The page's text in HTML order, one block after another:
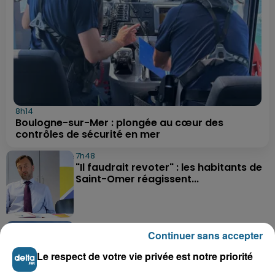
8h14
Boulogne-sur-Mer : plongée au cœur des
contrôles de sécurité en mer
7h48
"Il faudrait revoter" : les habitants de
Saint-Omer réagissent...
5 août 2026
Delettes : un incendie dans un grenier,
deux hommes intoxiqués par...
Le respect de votre vie privée est notre priorité
Continuer sans accepter